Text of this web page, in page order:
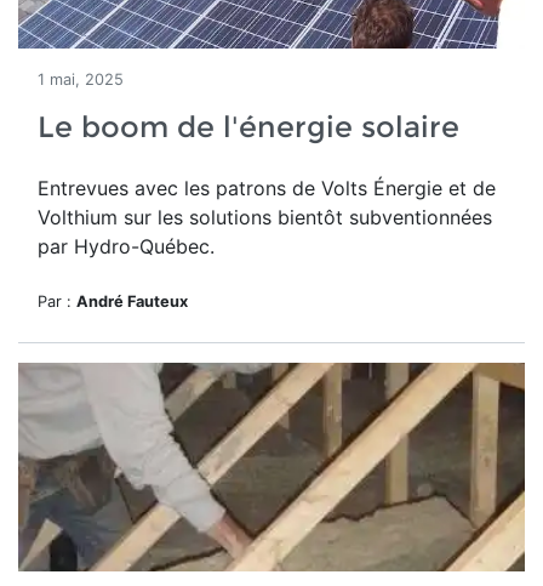
1 mai, 2025
Le boom de l'énergie solaire
Entrevues avec les patrons de Volts Énergie et de
Volthium sur les solutions bientôt subventionnées
par Hydro-Québec.
Par : André Fauteux